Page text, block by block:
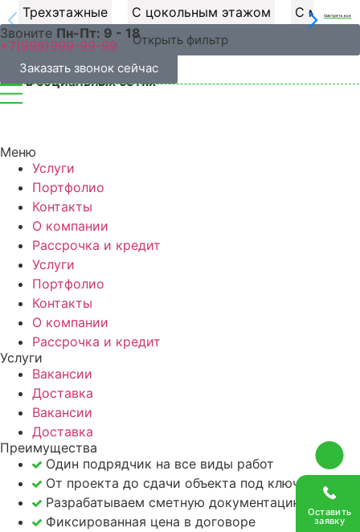
Звоните Пн-Пт: 9 - 18
+7(999)999-99-99
Заказать звонок сейчас
Каталог
Портфолио
Акции
Статьи
Стоимость
О компании
Информация
Контакты
Якорь
Услуги
Каталог
Трехэтажные С цокольным этажом С Смотреть все
Открыть фильтр
Мы в социальных сетях
Меню
Услуги
Портфолио
Контакты
О компании
Рассрочка и кредит
Услуги
Портфолио
Контакты
О компании
Рассрочка и кредит
Услуги
Вакансии
Доставка
Вакансии
Доставка
Преимущества
Один подрядчик на все виды работ
От проекта до сдачи объекта под ключ
Разрабатываем сметную документацию
Фиксированная цена в договоре
Оставить
заявку